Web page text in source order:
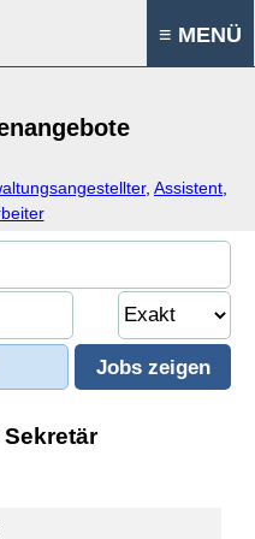
≡ MENÜ
, Assistent